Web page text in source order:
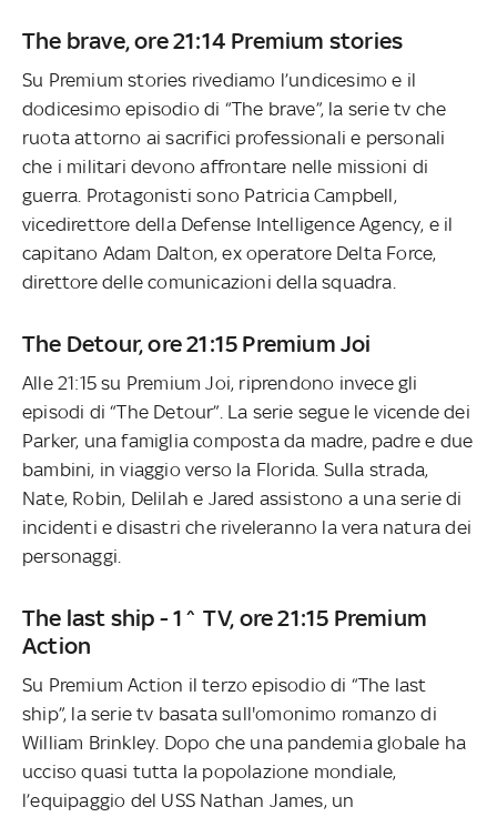
The brave, ore 21:14 Premium stories
Su Premium stories rivediamo l’undicesimo e il
dodicesimo episodio di “The brave”, la serie tv che
ruota attorno ai sacrifici professionali e personali
che i militari devono affrontare nelle missioni di
guerra. Protagonisti sono Patricia Campbell,
vicedirettore della Defense Intelligence Agency, e il
capitano Adam Dalton, ex operatore Delta Force,
direttore delle comunicazioni della squadra.
The Detour, ore 21:15 Premium Joi
Alle 21:15 su Premium Joi, riprendono invece gli
episodi di “The Detour”. La serie segue le vicende dei
Parker, una famiglia composta da madre, padre e due
bambini, in viaggio verso la Florida. Sulla strada,
Nate, Robin, Delilah e Jared assistono a una serie di
incidenti e disastri che riveleranno la vera natura dei
personaggi.
The last ship - 1^ TV, ore 21:15 Premium
Action
Su Premium Action il terzo episodio di “The last
ship”, la serie tv basata sull'omonimo romanzo di
William Brinkley. Dopo che una pandemia globale ha
ucciso quasi tutta la popolazione mondiale,
l’equipaggio del USS Nathan James, un